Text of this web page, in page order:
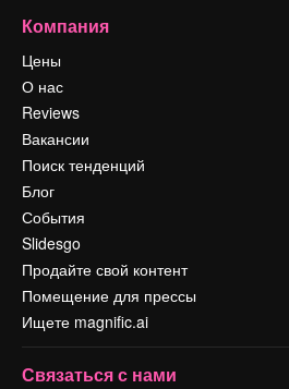
Компания
Цены
О нас
Reviews
Вакансии
Поиск тенденций
Блог
События
Slidesgo
Продайте свой контент
Помещение для прессы
Ищете magnific.ai
Связаться с нами